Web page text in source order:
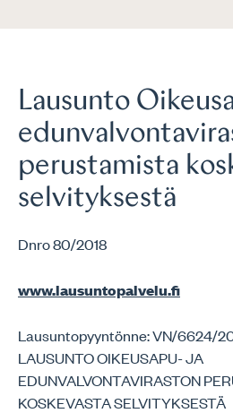
Lausunto
perustamista
selvityksestä
Dnro 80/2018
www.lausuntopalvelu.fi
Lausuntopyyntönne: VN/6624/
LAUSUNTO OIKEUSAPU- JA
EDUNVALVONTAVIRASTON
KOSKEVASTA SELVITYKSESTÄ